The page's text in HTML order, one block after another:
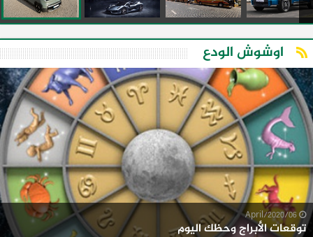
اوشوش الودع
توقعات الأبراج وحظك اليوم